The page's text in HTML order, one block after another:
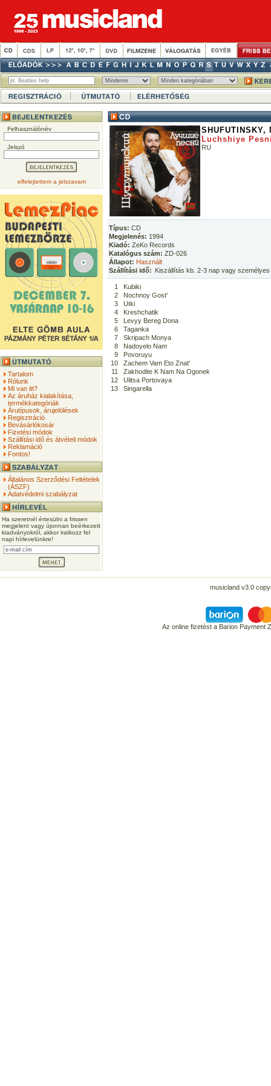
Felhasználónév
Jelszó
elfelejtettem a jelszavam
Tartalom
Rólunk
Mi van itt?
Az áruház kialakítása,
termékkategóriák
Árutípusok, árujelölések
Regisztráció
Bevásárlókosár
Fizetési módok
Szállítási idő és átvételi módok
Reklamáció
Fontos!
Általános Szerződési Feltételek
(ÁSZF)
Adatvédelmi szabályzat
Ha szeretnél értesülni a frissen
megjelent vagy újonnan beérkezett
kiadványokról, akkor iratkozz fel
napi hírlevelünkre!
SHUFUTINSKY,
Luchshiye
RU
Típus: CD
Megjelenés: 1994
Kiadó: ZeKo Records
Katalógus szám: ZD-026
Állapot: Használt
Szállítási idő: Kiszállítás kb. 2-3 nap vagy
1
Kubiki
2
Nochnoy Gost'
3
Utki
4
Kreshchatik
5
Levyy Bereg Dona
6
Taganka
7
Skripach Monya
8
Nadoyelo Nam
9
Povoruyu
10
Zachem Vam Eto Znat'
11
Zakhodite K Nam Na Ogonek
12
Ulitsa Portovaya
13
Singarella
musicland v3.0
Az online fizetést a Barion Payment